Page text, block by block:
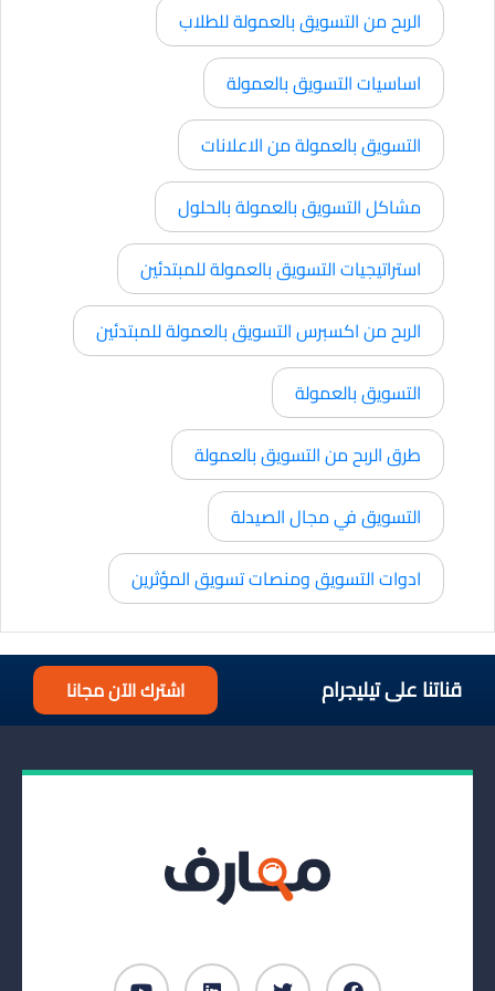
الربح من التسويق بالعمولة للطلاب
اساسيات التسويق بالعمولة
التسويق بالعمولة من الاعلانات
مشاكل التسويق بالعمولة بالحلول
استراتيجيات التسويق بالعمولة للمبتدئين
الربح من اكسبرس التسويق بالعمولة للمبتدئين
التسويق بالعمولة
طرق الربح من التسويق بالعمولة
التسويق في مجال الصيدلة
ادوات التسويق ومنصات تسويق المؤثرين
قناتنا على تيليجرام اشترك الآن مجانا